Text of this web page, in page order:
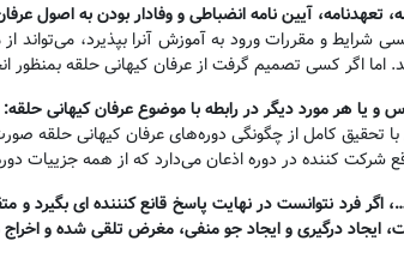
آیین نامه انضباطی و وفادار بودن به اصول
و مقررات ورود به آموزش آنرا بپذیرد، می‌تواند
اما اگر کسی تصمیم گرفت از عرفان کیهانی حلقه
هر مورد دیگر در رابطه با موضوع عرفان کیهانی حلقه:
تحقیق کامل از چگونگی دوره‌های عرفان کیهانی حلقه
شرکت کننده در دوره اذعان می‌دارد که از همه جزییات
فرد نتوانست در نهایت پاسخ قانع کنننده ای بگیرد
ایجاد درگیری و ایجاد جو منفی، مغرض تلقی شده و